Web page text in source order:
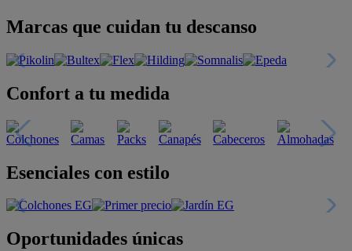
Marcas que cuidan tu descanso
Confort a tu medida
Esenciales con estilo
Oportunidades únicas